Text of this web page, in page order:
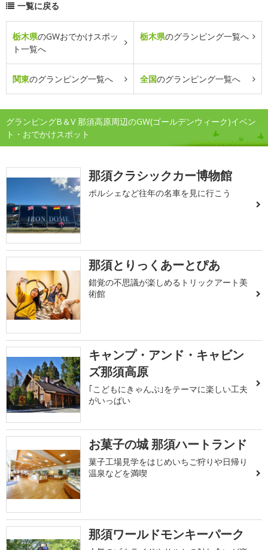
一覧に戻る
栃木県のGWおでかけスポッ
ト一覧へ
栃木県のグランピング一覧へ
関東のグランピング一覧へ 全国のグランピング一覧へ
グランピングB＆V 那須高原周辺のGW(ゴールデンウィーク)イベン
ト・おでかけスポット
那須クラシックカー博物館
ポルシェなど往年の名車を見に行こう
那須とりっくあーとぴあ
錯覚の不思議が楽しめるトリックアート美
術館
キャンプ・アンド・キャビン
ズ那須高原
｢こどもにきゃんぷ｣をテーマに楽しい工夫
がいっぱい
お菓子の城 那須ハートランド
菓子工場見学をはじめいちご狩りや日帰り
温泉などを満喫
那須ワールドモンキーパーク